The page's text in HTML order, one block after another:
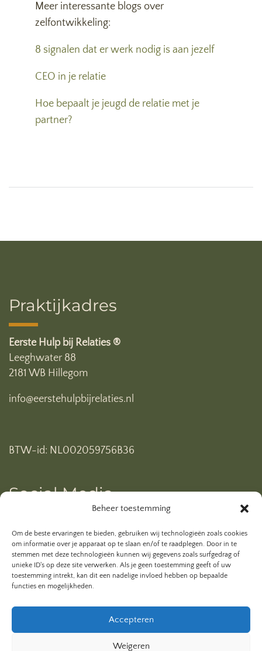
Beheer toestemming
Om de beste ervaringen te bieden, gebruiken wij technologieën zoals cookies
om informatie over je apparaat op te slaan en/of te raadplegen. Door in te
stemmen met deze technologieën kunnen wij gegevens zoals surfgedrag of
unieke ID's op deze site verwerken. Als je geen toestemming geeft of uw
toestemming intrekt, kan dit een nadelige invloed hebben op bepaalde
functies en mogelijkheden.
Accepteren
Weigeren
Meer interessante blogs over
zelfontwikkeling:
8 signalen dat er werk nodig is aan jezelf
CEO in je relatie
Hoe bepaalt je jeugd de relatie met je
partner?
Praktijkadres
Eerste Hulp bij Relaties ®
Leeghwater 88
2181 WB Hillegom
info@eerstehulpbijrelaties.nl
BTW-id: NL002059756B36
Social Media
Ben je al geabonneerd op mijn YouTube kanaal? Klik
hieronder.